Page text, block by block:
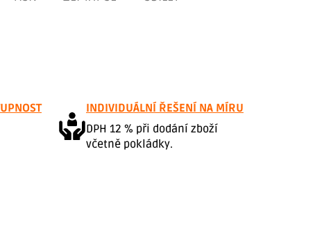
INDIVIDUÁLNÍ ŘEŠENÍ NA MÍRU
DPH 12 % při dodání zboží
včetně pokládky.